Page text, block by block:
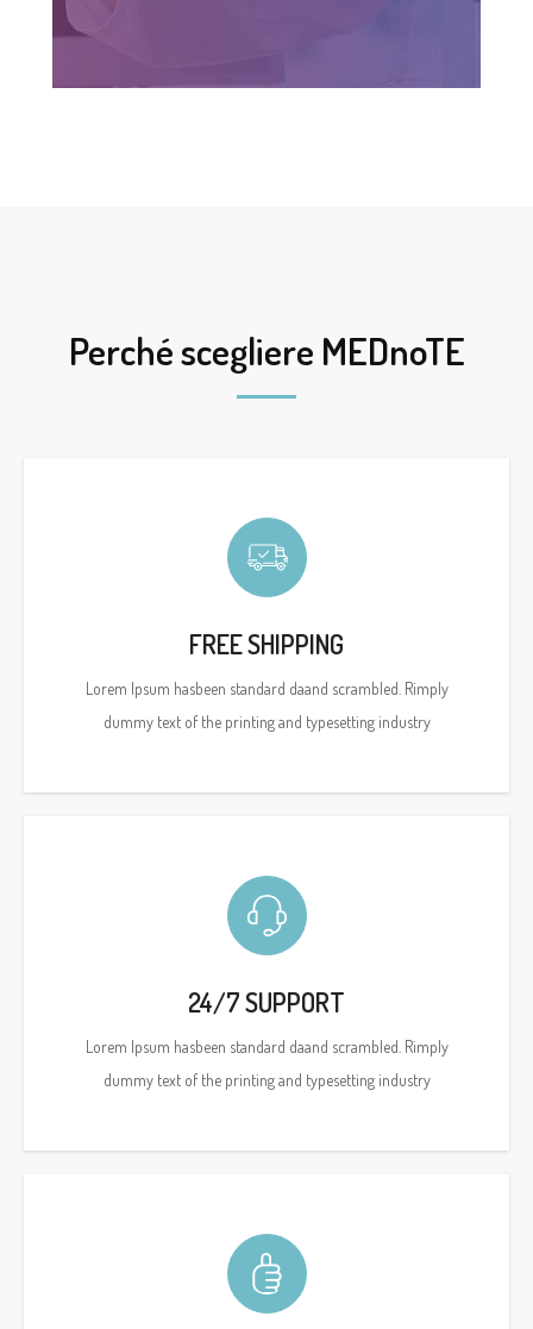
Perché scegliere MEDnoTE
FREE SHIPPING
Lorem Ipsum hasbeen standard daand scrambled. Rimply
dummy text of the printing and typesetting industry
24/7 SUPPORT
Lorem Ipsum hasbeen standard daand scrambled. Rimply
dummy text of the printing and typesetting industry